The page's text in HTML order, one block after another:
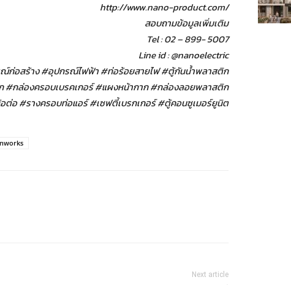
http://www.nano-product.com/
สอบถามข้อมูลเพิ่มเติม
Tel : 02 – 899- 5007
Line id : @nanoelectric
อสร้าง #อุปกรณ์ไฟฟ้า #ท่อร้อยสายไฟ #ตู้กันน้ำพลาสติก
กล่องครอบเบรคเกอร์ #แผงหน้ากาก #กล่องลอยพลาสติก
อ #รางครอบท่อแอร์ #เซฟตี้เบรกเกอร์ #ตู้คอนซูเมอร์ยูนิต
Next article